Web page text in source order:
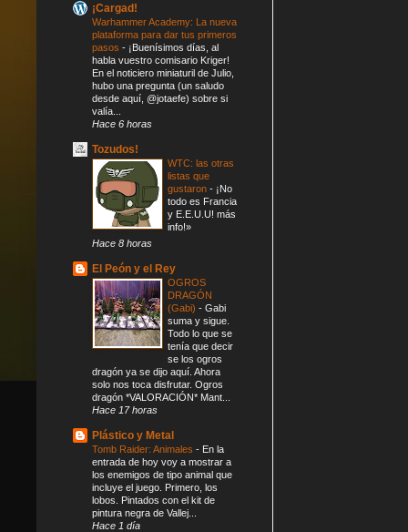
¡Cargad!
Warhammer Academy: La nueva
plataforma para dar tus primeros
pasos - ¡Buenísimos días, al
habla vuestro comisario Kriger!
En el noticiero miniaturil de Julio,
hubo una pregunta (un saludo
desde aquí, @jotaefe) sobre si
valía...
Hace 6 horas
Tozudos!
WTC: las otras
listas que
gustaron - ¡No
todo es Francia
y E.E.U.U! más
info!»
Hace 8 horas
El Peón y el Rey
OGROS
DRAGÓN
(Gabi) - Gabi
suma y sigue.
Todo lo que se
tenía que decir
se los ogros
dragón ya se dijo aquí. Ahora
solo nos toca disfrutar. Ogros
dragón *VALORACIÓN* Mant...
Hace 17 horas
Plástico y Metal
Tomb Raider: Animales - En la
entrada de hoy voy a mostrar a
los enemigos de tipo animal que
incluye el juego. Primero, los
lobos. Pintados con el kit de
pintura negra de Vallej...
Hace 1 día